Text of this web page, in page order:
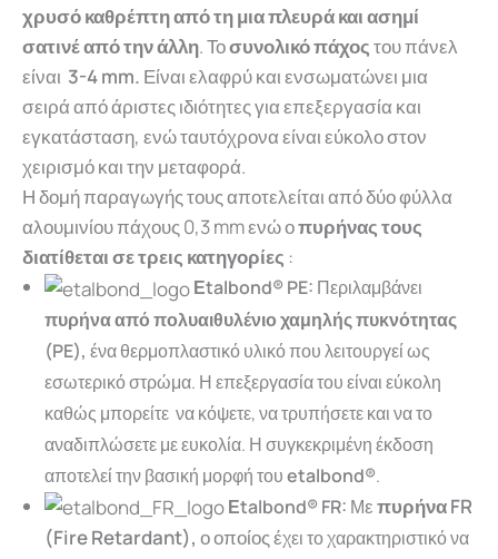
χρυσόκαθρέπτη από τη μια πλευρά και ασημί
σατινέ από την άλλη. Τοσυνολικό πάχοςτου πάνελ
είναι 3-4 mm. Είναι ελαφρύ και ενσωματώνει μια
σειρά από άριστες ιδιότητες για επεξεργασία και
εγκατάσταση, ενώ ταυτόχρονα είναι εύκολο στον
χειρισμό και την μεταφορά.
Η δομή παραγωγής τους αποτελείται από δύο φύλλα
αλουμινίου πάχους 0,3 mm ενώ οπυρήνας τους
διατίθεται σε τρεις κατηγορίες :
Εtalbond® PE: Περιλαμβάνει
πυρήνα από πολυαιθυλένιο χαμηλής πυκνότητας
(PE), ένα θερμοπλαστικό υλικό που λειτουργεί ως
εσωτερικό στρώμα. Η επεξεργασία του είναι εύκολη
καθώς μπορείτε να κόψετε, να τρυπήσετε και να το
αναδιπλώσετε με ευκολία. Η συγκεκριμένη έκδοση
αποτελεί την βασική μορφή τουetalbond®.
Εtalbond® FR: Μεπυρήνα FR
(Fire Retardant), ο οποίος έχει το χαρακτηριστικό να